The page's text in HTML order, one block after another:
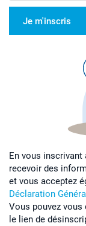
Je m'inscris
En vous
recevoir des
et vous acceptez
Déclaration
Vous pouvez
le lien de